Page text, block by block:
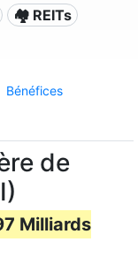
🏘️ REITs
Bénéfices
de
Milliards